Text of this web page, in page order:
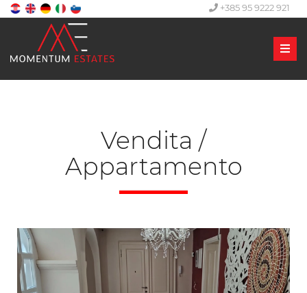
+385 95 9222 921
Vendita /
Appartamento